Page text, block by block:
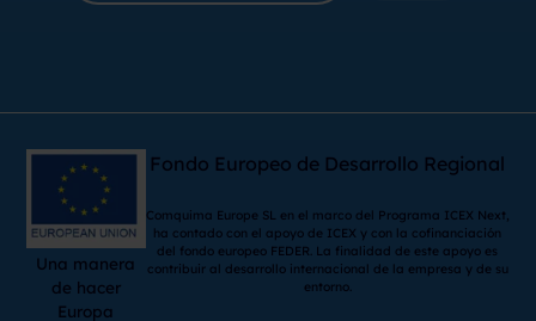
Una manera
de hacer
Europa
Fondo Europeo de Desarrollo Regional
Comquima Europe SL en el marco del Programa ICEX Next,
ha contado con el apoyo de ICEX y con la cofinanciación
del fondo europeo FEDER. La finalidad de este apoyo es
contribuir al desarrollo internacional de la empresa y de su
entorno.